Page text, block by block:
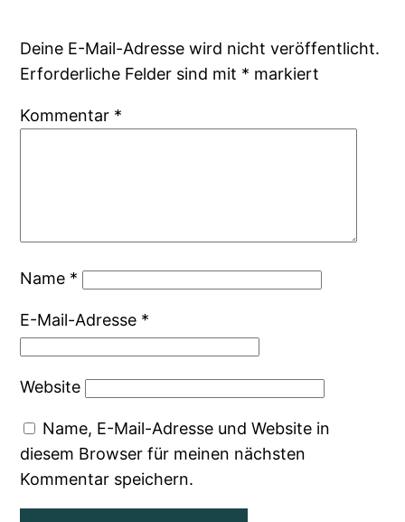
Deine E-Mail-Adresse wird nicht veröffentlicht.
Erforderliche Felder sind mit * markiert
Kommentar *
Name *
E-Mail-Adresse *
Website
Name, E-Mail-Adresse und Website in
diesem Browser für meinen nächsten
Kommentar speichern.